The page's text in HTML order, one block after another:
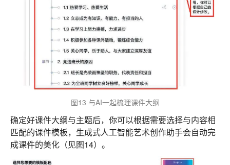
图13 与AI一起梳理课件大纲
确定好课件大纲与主题后，你可以根据需要选择与内容相
匹配的课件模板，生成式人工智能艺术创作助手会自动完
成课件的美化（见图14）。